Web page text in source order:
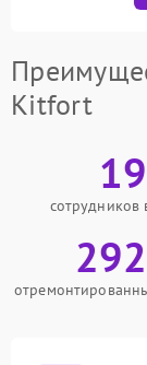
Kitfort
19
сотрудников